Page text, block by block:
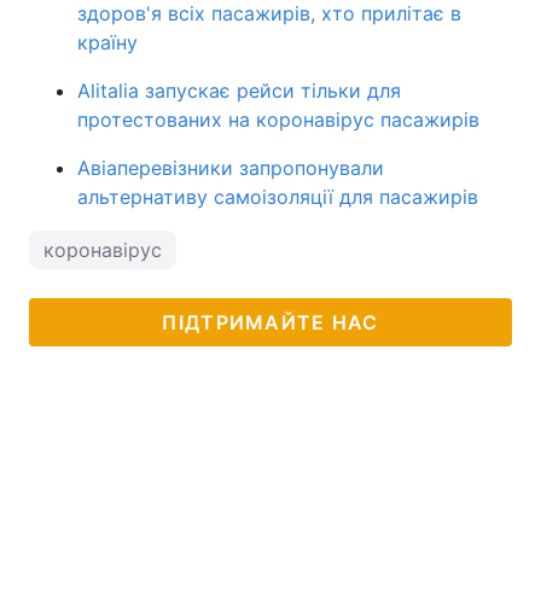
здоров'я всіх пасажирів, хто прилітає в
країну
Alitalia запускає рейси тільки для
протестованих на коронавірус пасажирів
Авіаперевізники запропонували
альтернативу самоізоляції для пасажирів
коронавірус
ПІДТРИМАЙТЕ НАС